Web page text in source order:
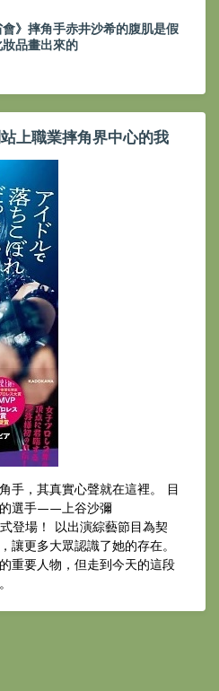
會》摔角手赤井沙希的腹肌是假
品畫出來的
上職業摔角界中心的我
手，其真實心聲就在這裡。 目
的選手——上谷沙彌
登場！ 以出演綜藝節目為契
讓更多大眾認識了她的存在。
重要人物，但走到今天的這段